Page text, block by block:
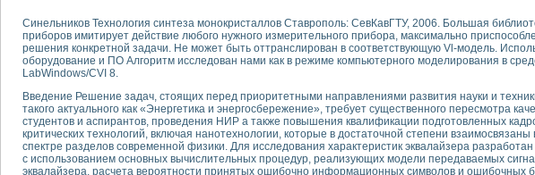
"Сигнал-USB"
Интроскан
система
USB"
терапии серии СКАН
тензометрия и т.п.)
измерения параметров дизельных двигателей типа В-46
тяговых электродвигателей электровоза на базе устройств National Instruments
Синельников Технология синтеза монокристаллов Ставрополь: СевКавГТУ, 2006. Большая
приборов имитирует действие любого нужного измерительного прибора, максимально
решения конкретной задачи. Не может быть оттранслирован в соответствующую Vl-модель.
оборудование и ПО Алгоритм исследован нами как в режиме компьютерного моделирования в
LabWindows/CVI 8.
Введение Решение задач, стоящих перед приоритетными направлениями развития науки и
такого актуального как «Энергетика и энергосбережение», требует существенного пересмотра
студентов и аспирантов, проведения НИР а также повышения квалификации подготовленных
критических технологий, включая нанотехнологии, которые в достаточной степени
спектре разделов современной физики. Для исследования характеристик эквалайзера
с использованием основных вычислительных процедур, реализующих модели передаваемых
эквалайзера, расчета вероятности принятых ошибочно информационных символов и ошибочных